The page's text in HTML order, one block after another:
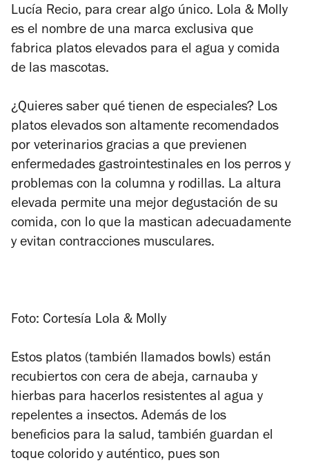
Lucía Recio, para crear algo único. Lola & Molly
es el nombre de una marca exclusiva que
fabrica platos elevados para el agua y comida
de las mascotas.
¿Quieres saber qué tienen de especiales? Los
platos elevados son altamente recomendados
por veterinarios gracias a que previenen
enfermedades gastrointestinales en los perros y
problemas con la columna y rodillas. La altura
elevada permite una mejor degustación de su
comida, con lo que la mastican adecuadamente
y evitan contracciones musculares.
Foto: Cortesía Lola & Molly
Estos platos (también llamados bowls) están
recubiertos con cera de abeja, carnauba y
hierbas para hacerlos resistentes al agua y
repelentes a insectos. Además de los
beneficios para la salud, también guardan el
toque colorido y auténtico, pues son